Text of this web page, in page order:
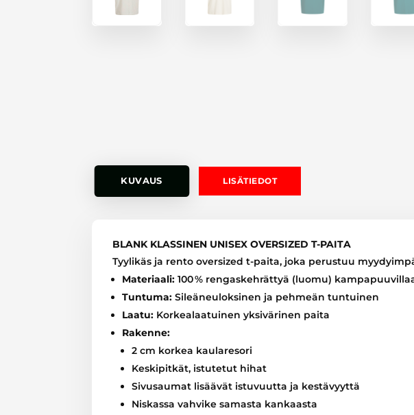
KUVAUS LISÄTIEDOT
BLANK KLASSINEN UNISEX OVERSIZED T-PAITA
Tyylikäs ja rento oversized t-paita, joka perustuu
Materiaali: 100 % rengaskehrättyä (luomu)
Tuntuma: Sileäneuloksinen ja pehmeän tuntuinen
Laatu: Korkealaatuinen yksivärinen paita
Rakenne:
2 cm korkea kaularesori
Keskipitkät, istutetut hihat
Sivusaumat lisäävät istuvuutta ja kestävyyttä
Niskassa vahvike samasta kankaasta